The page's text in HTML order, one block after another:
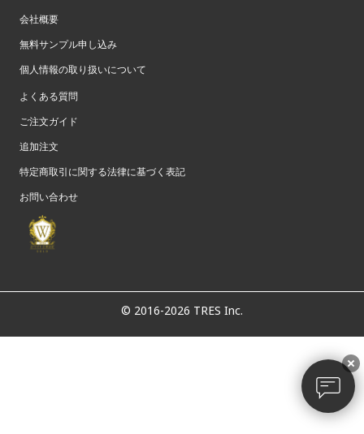
会社概要
無料サンプル申し込み
個人情報の取り扱いについて
よくある質問
ご注文ガイド
追加注文
特定商取引に関する法律に基づく表記
お問い合わせ
© 2016-2026 TRES Inc.